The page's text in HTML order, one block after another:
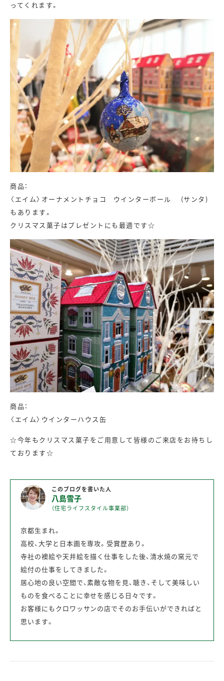
ってくれます。
商品：
〈エイム〉オーナメントチョコ ウインターボール (サンタ)
もあります。
クリスマス菓子はプレゼントにも最適です☆
商品：
〈エイム〉ウインターハウス缶
☆今年もクリスマス菓子をご用意して皆様のご来店をお待ちし
ております☆
このブログを書いた人
八島雪子
（住宅ライフスタイル事業部）
京都生まれ。
高校、大学と日本画を専攻。受賞歴あり。
寺社の襖絵や天井絵を描く仕事をした後、清水焼の窯元で
絵付の仕事をしてきました。
居心地の良い空間で、素敵な物を見、聴き、そして美味しい
ものを食べることに幸せを感じる日々です。
お客様にもクロワッサンの店でそのお手伝いができればと
思います。